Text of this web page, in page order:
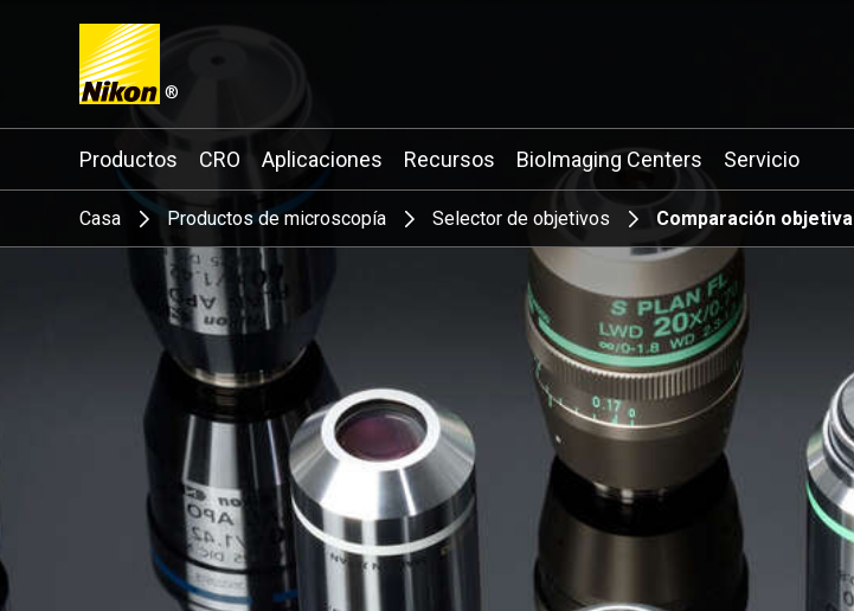
®
Search keyword(s)
Productos CRO Aplicaciones Recursos BioImaging Centers Servicio
Casa Productos de microscopía Selector de objetivos Comparación objetiva